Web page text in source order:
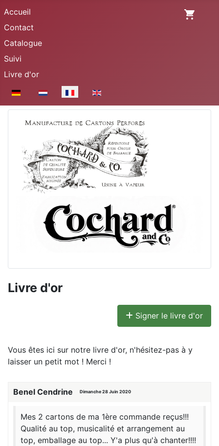
Accueil
Contact
Catalogue
Suivi
Livre d'or
Sélectionnez votre langue
Livre d'or
Signer le livre d'or
Vous êtes ici sur notre livre d'or, n'hésitez-pas à y
laisser un petit mot ! Merci !
Benel Cendrine Dimanche 28 Juin 2020
Mes 2 cartons de ma 1ère commande reçus!!!
Qualité au top, musicalité et arrangement au
top, emballage au top... Y'a plus qu'à chanter!!!!